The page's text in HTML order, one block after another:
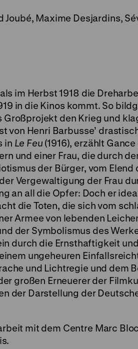
Joubé, Maxime Desjardins,
im Herbst 1918 die
in die Kinos kommt. So
den Krieg und
von Henri Barbusse’
in Le Feu (1916), erzählt
und einer Frau, die durch
der Bürger, vom Elend
Vergewaltigung der Frau
an all die Opfer: Doch er
die Toten, die sich vom
Armee von lebenden
der Symbolismus des
durch die Ernsthaftigkeit
ungeheuren
und Lichtregie und dem
großen Erneuerer der
der Darstellung der
mit dem Centre Marc